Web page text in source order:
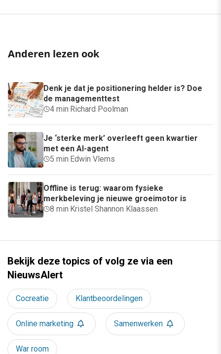
Anderen lezen ook
Denk je dat je positionering helder is? Doe
de managementtest
4 min·Richard Poolman
Je ‘sterke merk’ overleeft geen kwartier
met een AI-agent
5 min·Edwin Vlems
Offline is terug: waarom fysieke
merkbeleving je nieuwe groeimotor is
8 min·Kristel Shannon Klaassen
Bekijk deze topics of volg ze via een
NieuwsAlert
Cocreatie Klantbeoordelingen
Online marketing Samenwerken
War room